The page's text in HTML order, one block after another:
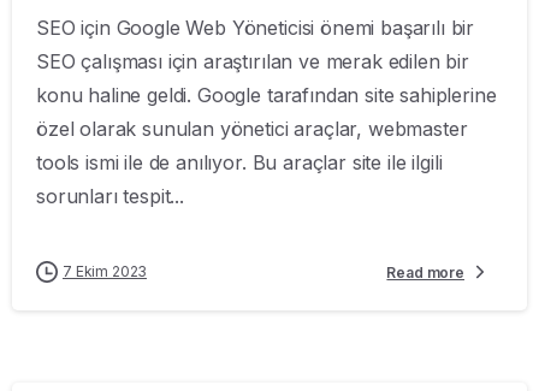
SEO için Google Web Yöneticisi önemi başarılı bir
SEO çalışması için araştırılan ve merak edilen bir
konu haline geldi. Google tarafından site sahiplerine
özel olarak sunulan yönetici araçlar, webmaster
tools ismi ile de anılıyor. Bu araçlar site ile ilgili
sorunları tespit...
7 Ekim 2023 Read more